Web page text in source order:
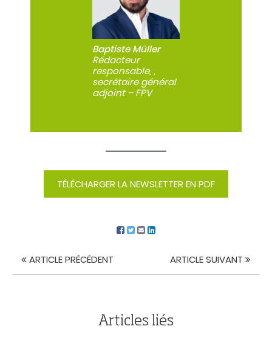
Baptiste Müller
Rédacteur
responsable, ,
secrétaire général
adjoint – FPV
TÉLÉCHARGER LA NEWSLETTER EN PDF
Navigation
ARTICLE PRÉCÉDENT ARTICLE SUIVANT
Articles liés